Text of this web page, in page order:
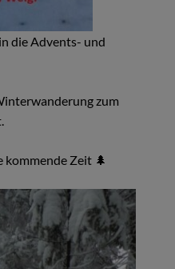
die Advents- und
zum
Zeit 🌲